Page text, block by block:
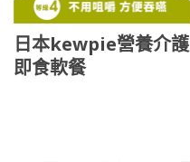
日本kewpie營養介護
即食軟餐